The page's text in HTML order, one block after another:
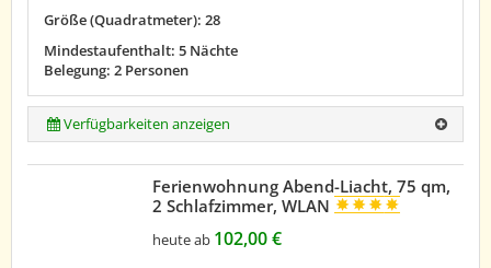
Größe (Quadratmeter): 28
Mindestaufenthalt: 5 Nächte
Belegung: 2 Personen
Verfügbarkeiten anzeigen
Ferienwohnung Abend-Liacht, 75 qm,
2 Schlafzimmer, WLAN
heute ab 102,00 €